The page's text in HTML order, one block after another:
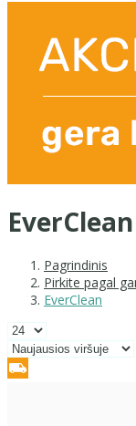
EverClean
Pagrindinis
Pirkite pagal
EverClean